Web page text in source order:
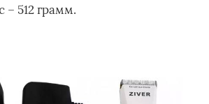
– 512 грамм.